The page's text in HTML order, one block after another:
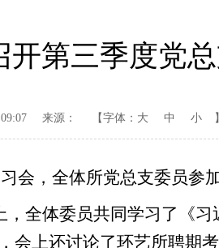
开第三季度党
来源： 【字体： 大 中 小 】
会，全体所党总支委员参
全体委员共同学习了《
会上还讨论了环艺所聘期